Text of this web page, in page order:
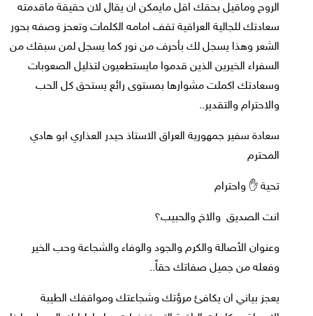
الروح وماقيل بحقك اقل مايمكن ان يقال لان حقيقة ماقدمته
سعادتك للجالية العراقية تقف امامه الكلمات وتعحز وصفه بحور
الشعر وهذا يسجل لك بأحرف من نور كما يسجل لمن سبقك من
السفراء الخيرين الذين قدموا مايستطعيون لتذليل الصعوبات
وسعادتك اكملت مشوارها بمستوى رائع يستحق كل الحب
والاحترام والتقدير..
سعادة سفير جمهورية العراق الاستاذ حيدر العذاري ابو هادي
المحترم
تحية ✋ واحترام
انت الصديق والاخ والحبيب؟
وعنوان الأصالة والكرم والجود والوفاء والشجاعة وحب الخير
وفعله من جميل صفاتك حقاً..
يعجز بياني ان يكافئ مرؤتك وشجاعتك ومواقفك الطيبة